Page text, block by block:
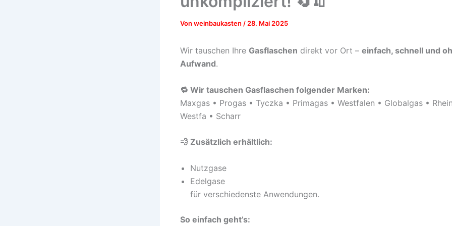
Von weinbaukasten / 28. Mai 2025
Wir tauschen Ihre Gasflaschen direkt vor Ort – einfach, schnell und
Aufwand.
🔁 Wir tauschen Gasflaschen folgender Marken:
Maxgas • Progas • Tyczka • Primagas • Westfalen • Globalgas •
Westfa • Scharr
💨 Zusätzlich erhältlich:
Nutzgase
Edelgase
für verschiedenste Anwendungen.
So einfach geht’s: